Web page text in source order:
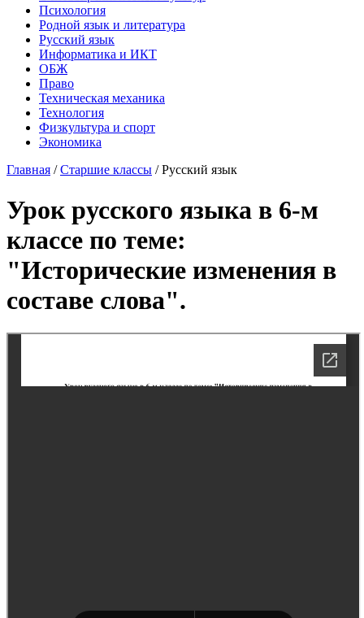
Психология
Родной язык и литература
Русский язык
Информатика и ИКТ
ОБЖ
Право
Техническая механика
Технология
Физкультура и спорт
Экономика
Главная /Старшие классы /Русский язык
Урок русского языка в 6-м
классе по теме:
"Исторические изменения в
составе слова".